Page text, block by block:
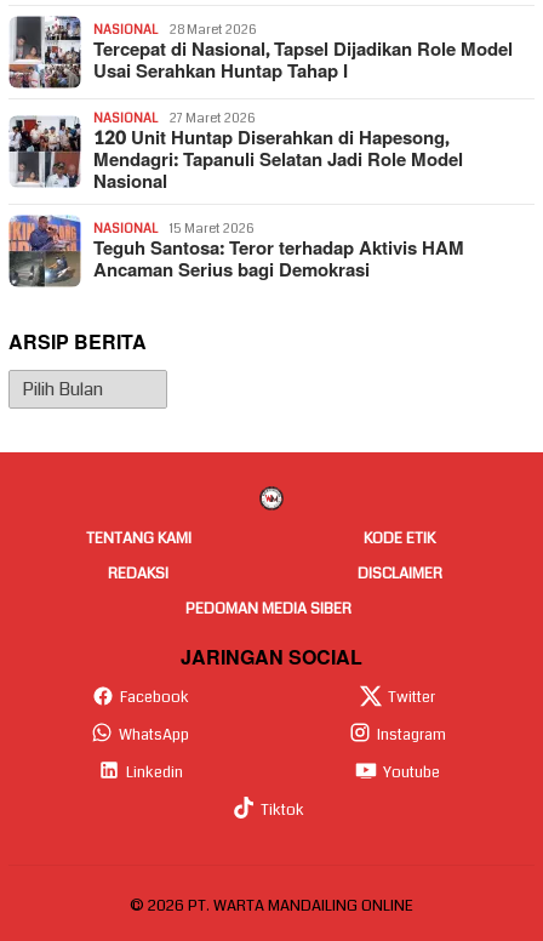
NASIONAL 28 Maret 2026
Tercepat di Nasional, Tapsel Dijadikan Role Model
Usai Serahkan Huntap Tahap I
NASIONAL 27 Maret 2026
120 Unit Huntap Diserahkan di Hapesong,
Mendagri: Tapanuli Selatan Jadi Role Model
Nasional
NASIONAL 15 Maret 2026
Teguh Santosa: Teror terhadap Aktivis HAM
Ancaman Serius bagi Demokrasi
ARSIP BERITA
Arsip
Berita
TENTANG KAMI
KODE ETIK
REDAKSI
DISCLAIMER
PEDOMAN MEDIA SIBER
JARINGAN SOCIAL
Facebook
Twitter
WhatsApp
Instagram
Linkedin
Youtube
Tiktok
© 2026 PT. WARTA MANDAILING ONLINE